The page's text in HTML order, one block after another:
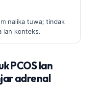
nalika tuwa; tindak
lan konteks.
PCOS lan
adrenal